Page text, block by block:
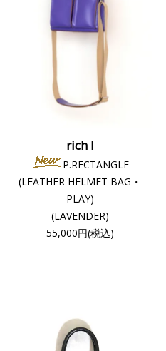
rich I
P.RECTANGLE
(LEATHER HELMET BAG・
PLAY)
(LAVENDER)
55,000円(税込)